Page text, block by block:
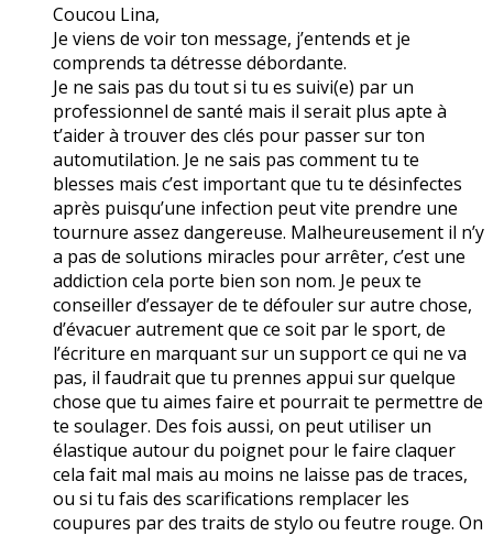
Coucou Lina,
Je viens de voir ton message, j’entends et je
comprends ta détresse débordante.
Je ne sais pas du tout si tu es suivi(e) par un
professionnel de santé mais il serait plus apte à
t’aider à trouver des clés pour passer sur ton
automutilation. Je ne sais pas comment tu te
blesses mais c’est important que tu te désinfectes
après puisqu’une infection peut vite prendre une
tournure assez dangereuse. Malheureusement il n’y
a pas de solutions miracles pour arrêter, c’est une
addiction cela porte bien son nom. Je peux te
conseiller d’essayer de te défouler sur autre chose,
d’évacuer autrement que ce soit par le sport, de
l’écriture en marquant sur un support ce qui ne va
pas, il faudrait que tu prennes appui sur quelque
chose que tu aimes faire et pourrait te permettre de
te soulager. Des fois aussi, on peut utiliser un
élastique autour du poignet pour le faire claquer
cela fait mal mais au moins ne laisse pas de traces,
ou si tu fais des scarifications remplacer les
coupures par des traits de stylo ou feutre rouge. On